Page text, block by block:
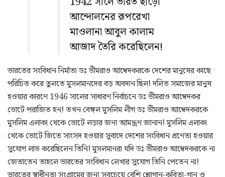
আন্দোলনের রূপরেখা
মাওলানা আবুল কালাম
আজাদ তৈরি করেছিলেন!
ভারতের সংবিধান নির্মাতা ডঃ ভীমরাও আম্বেদকরকে দেশের মানুষের কাছে
পরিচিত করে তুলতে মুসলমানদের বড় অবদান ছিল! দলিত সমাজের মানুষ
হওয়ার কারণে 1946 সালের সাধারণ নির্বাচনে ডঃ ভীমরাও আম্বেদকর
ভোটে পরাজিত হন! তখন বেঙ্গল মুসলিম লীগ ডঃ ভীমরাও আম্বেদকরকে
মুসলিম এলাকা থেকে ভোটে লড়ার জন্য আমন্ত্রণ জানান! মুসলিম এলাকা
থেকে ভোটে জিতে সাংসদ হওয়ার সুবাদে দেশের সংবিধান প্রণেতা হওয়ার
সুযোগ লাভ করেছিলেন তিনি! মুসলমানরা যদি ডঃ ভীমরাও আম্বেদকরকে না
জেতাতেন তাহলে ভারতের সংবিধান লেখার সুযোগ তিনি পেতেন না!